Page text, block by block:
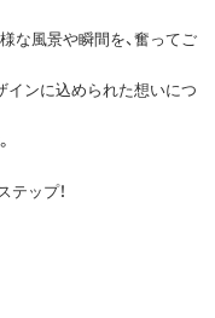
な風景や瞬間を、奮ってご
インに込められた想いにつ
ップ！